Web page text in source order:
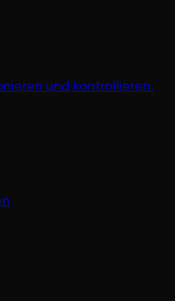
und kontrollieren.